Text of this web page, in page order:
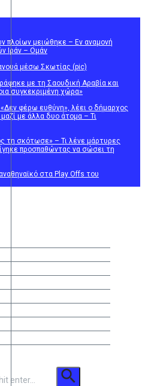
πλοίων μειώθηκε – Εν αναμονή
Ιράν – Ομάν
μέσω Σκωτίας (pic)
με τη Σαουδική Αραβία και
συγκεκριμένη χώρα»
φέρω ευθύνη», λέει ο δήμαρχος
με άλλα δυο άτομα – Τι
τη σκότωσε» – Τι λένε μάρτυρες
προσπαθώντας να σώσει τη
στα Play Offs του